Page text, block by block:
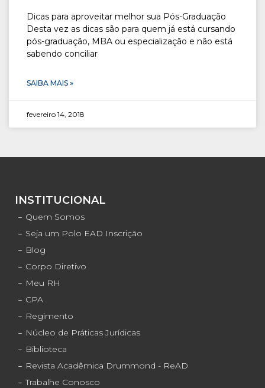
Dicas para aproveitar melhor sua Pós-Graduação
Desta vez as dicas são para quem já está cursando
pós-graduação, MBA ou especialização e não está
sabendo conciliar
SAIBA MAIS »
fevereiro 14, 2018
INSTITUCIONAL
Quem Somos
Seja um Polo EAD Inscrição
Blog
Corpo Diretivo
Meu RH
CPA
Regimento
Núcleo de Práticas Jurídicas
Biblioteca
Revista Acadêmica Drummond - ReAD
Trabalhe Conosco